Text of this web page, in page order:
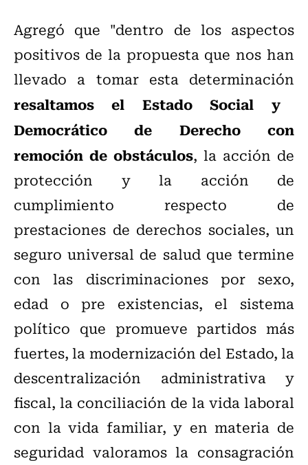
Agregó que "dentro de los aspectos
positivos de la propuesta que nos han
llevado a tomar esta determinación
resaltamos el Estado Social y
Democrático de Derecho con
remoción de obstáculos, la acción de
protección y la acción de
cumplimiento respecto de
prestaciones de derechos sociales, un
seguro universal de salud que termine
con las discriminaciones por sexo,
edad o pre existencias, el sistema
político que promueve partidos más
fuertes, la modernización del Estado, la
descentralización administrativa y
fiscal, la conciliación de la vida laboral
con la vida familiar, y en materia de
seguridad valoramos la consagración